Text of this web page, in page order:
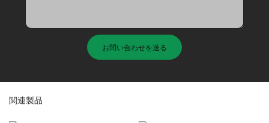
お問い合わせを送る
関連製品